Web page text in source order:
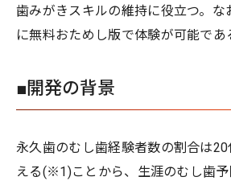
歯みがきスキルの維持に役立つ。な
に無料おためし版で体験が可能であ
■開発の背景
永久歯のむし歯経験者数の割合は
える(※1)ことから、生涯のむし歯